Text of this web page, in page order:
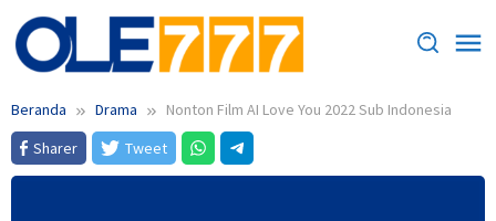
Loncat
ke
konten
Beranda Drama
Nonton Film AI Love You 2022 Sub Indonesia
Sharer
Tweet